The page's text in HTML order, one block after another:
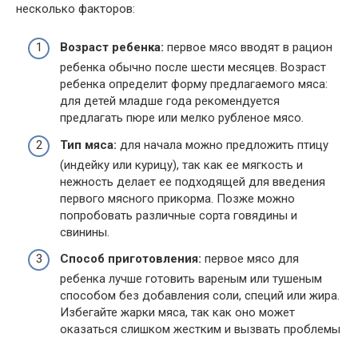
несколько факторов:
Возраст ребенка: первое мясо вводят в рацион
ребенка обычно после шести месяцев. Возраст
ребенка определит форму предлагаемого мяса:
для детей младше года рекомендуется
предлагать пюре или мелко рубленое мясо.
Тип мяса: для начала можно предложить птицу
(индейку или курицу), так как ее мягкость и
нежность делает ее подходящей для введения
первого мясного прикорма. Позже можно
попробовать различные сорта говядины и
свинины.
Способ приготовления: первое мясо для
ребенка лучше готовить вареным или тушеным
способом без добавления соли, специй или жира.
Избегайте жарки мяса, так как оно может
оказаться слишком жестким и вызвать проблемы